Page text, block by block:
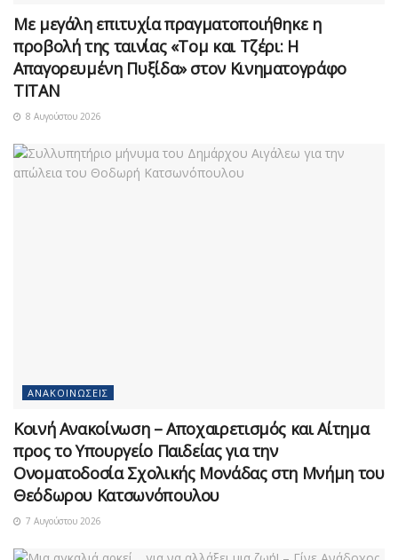
Με μεγάλη επιτυχία πραγματοποιήθηκε η
προβολή της ταινίας «Τομ και Τζέρι: Η
Απαγορευμένη Πυξίδα» στον Κινηματογράφο
ΤΙΤΑΝ
8 Αυγούστου 2026
ΑΝΑΚΟΙΝΏΣΕΙΣ
Κοινή Ανακοίνωση – Αποχαιρετισμός και Αίτημα
προς το Υπουργείο Παιδείας για την
Ονοματοδοσία Σχολικής Μονάδας στη Μνήμη του
Θεόδωρου Κατσωνόπουλου
7 Αυγούστου 2026